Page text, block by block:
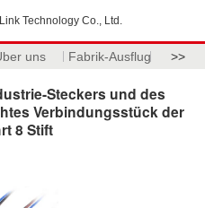
Technology Co., Ltd.
uns Fabrik-Ausflug >>
Steckers und des
Verbindungsstück der
8 Stift